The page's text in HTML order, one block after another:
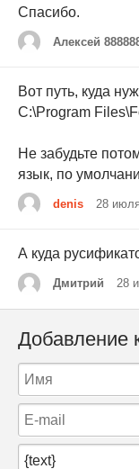
Спасибо.
Алексей
Вот путь, куда
С:\Program
Не забудьте
язык, по
denis 28
А куда
Дмитрий 28
Добавление